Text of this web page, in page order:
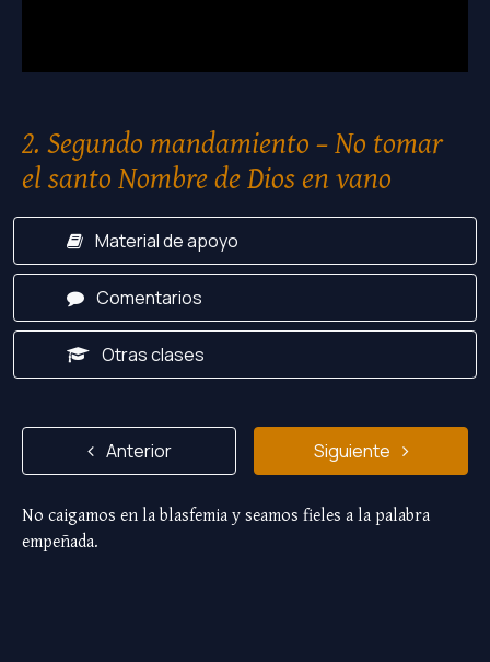
2. Segundo mandamiento – No tomar
el santo Nombre de Dios en vano
Material de apoyo
Comentarios
Otras clases
Anterior Siguiente
No caigamos en la blasfemia y seamos fieles a la palabra
empeñada.